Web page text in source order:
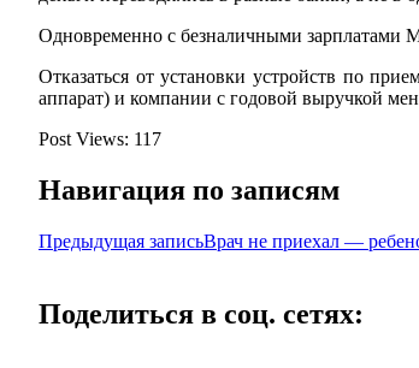
Одновременно с безналичными зарплатами
Отказаться от установки устройств по
аппарат) и компании с годовой выручкой
Post Views: 117
Навигация по записям
Предыдущая записьВрач не приехал —
Поделиться в соц. сетях: